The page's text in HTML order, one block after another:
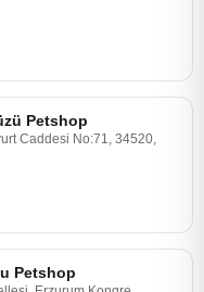
Petshop
Caddesi No:71, 34520,
Petshop